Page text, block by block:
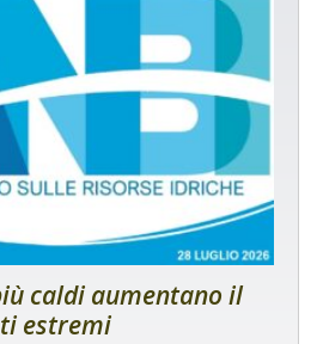
caldi aumentano il
estremi